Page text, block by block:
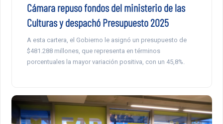
Cámara repuso fondos del ministerio de las
Culturas y despachó Presupuesto 2025
A esta cartera, el Gobierno le asignó un presupuesto de
$481.288 millones, que representa en términos
porcentuales la mayor variación positiva, con un 45,8%.